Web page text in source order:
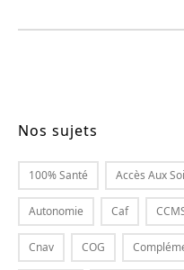
Nos sujets
100% Santé Accès Aux
Autonomie Caf
Cnav COG